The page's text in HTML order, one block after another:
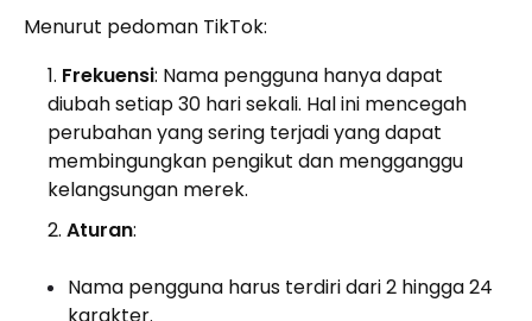
Menurut pedoman TikTok:
Frekuensi: Nama pengguna hanya dapat
diubah setiap 30 hari sekali. Hal ini mencegah
perubahan yang sering terjadi yang dapat
membingungkan pengikut dan mengganggu
kelangsungan merek.
Aturan:
Nama pengguna harus terdiri dari 2 hingga 24